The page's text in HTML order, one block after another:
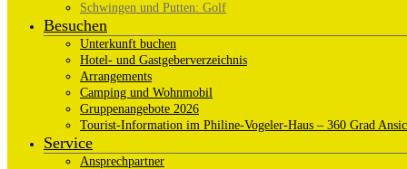
Schwingen und Putten: Golf
Besuchen
Unterkunft buchen
Hotel- und Gastgeberverzeichnis
Arrangements
Camping und Wohnmobil
Gruppenangebote 2026
Tourist-Information im Philine-Vogeler-Haus – 360 Grad
Service
Ansprechpartner